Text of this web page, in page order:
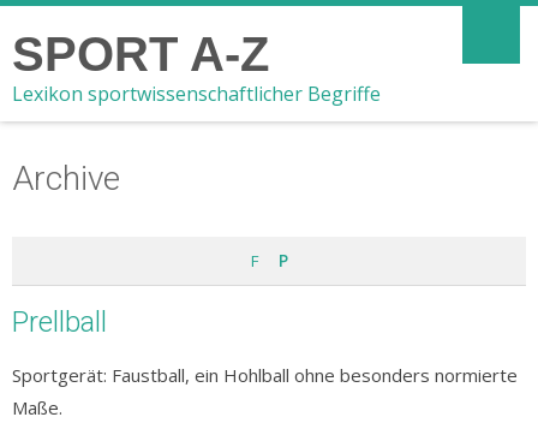
SPORT A-Z
Lexikon sportwissenschaftlicher Begriffe
Archive
F P
Prellball
Sportgerät: Faustball, ein Hohlball ohne besonders normierte
Maße.